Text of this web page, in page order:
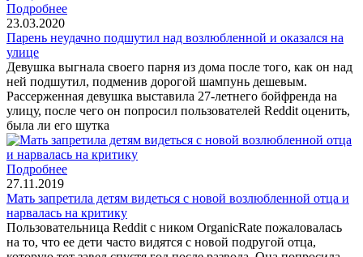
Подробнее
23.03.2020
Парень неудачно подшутил над возлюбленной и оказался на
улице
Девушка выгнала своего парня из дома после того, как он над
ней подшутил, подменив дорогой шампунь дешевым.
Рассерженная девушка выставила 27-летнего бойфренда на
улицу, после чего он попросил пользователей Reddit оценить,
была ли его шутка
Подробнее
27.11.2019
Мать запретила детям видеться с новой возлюбленной отца и
нарвалась на критику
Пользовательница Reddit с ником OrganicRate пожаловалась
на то, что ее дети часто видятся с новой подругой отца,